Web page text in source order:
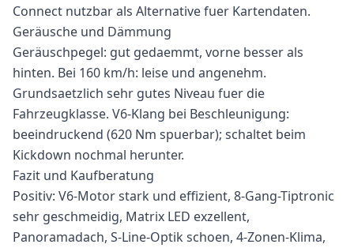
Connect nutzbar als Alternative fuer Kartendaten.
Geräusche und Dämmung
Geräuschpegel: gut gedaemmt, vorne besser als
hinten. Bei 160 km/h: leise und angenehm.
Grundsaetzlich sehr gutes Niveau fuer die
Fahrzeugklasse. V6-Klang bei Beschleunigung:
beeindruckend (620 Nm spuerbar); schaltet beim
Kickdown nochmal herunter.
Fazit und Kaufberatung
Positiv: V6-Motor stark und effizient, 8-Gang-Tiptronic
sehr geschmeidig, Matrix LED exzellent,
Panoramadach, S-Line-Optik schoen, 4-Zonen-Klima,